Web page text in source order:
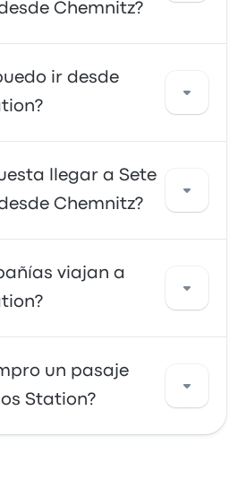
Chemnitz?
de viajar hacia y desde
es en autobús, que ofrece
a tu destino. Los
económicos, confiables y
elegida.
ir desde
puedes viajar a
opciones populares
herramienta de
viaje.
llegar a Sete
Chemnitz?
entre Sete Rios Station
alrededor de $ 418.118. El
1d 21h. Ten en cuenta que
día y temporada.
viajan a
Rios Station con FlixBus,
Rede Expressos. Las
a la(s) 00:00 y el último
un pasaje
Station?